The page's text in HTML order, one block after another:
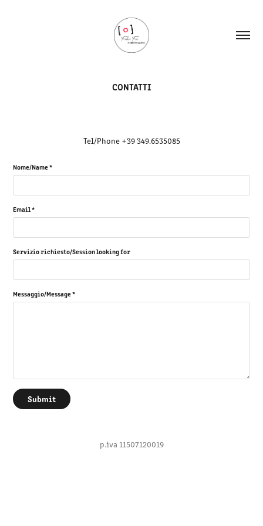
CONTATTI
Tel/Phone +39 349.6535085
Nome/Name *
Email *
Servizio richiesto/Session looking for
Messaggio/Message *
Submit
p.iva 11507120019